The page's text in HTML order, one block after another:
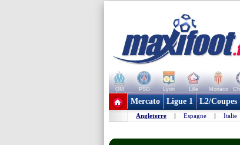
OM PSG Lyon Lille Monaco
+ de clubs
Mercato Ligue 1 L2/Coupes
Angleterre | Espagne | Italie